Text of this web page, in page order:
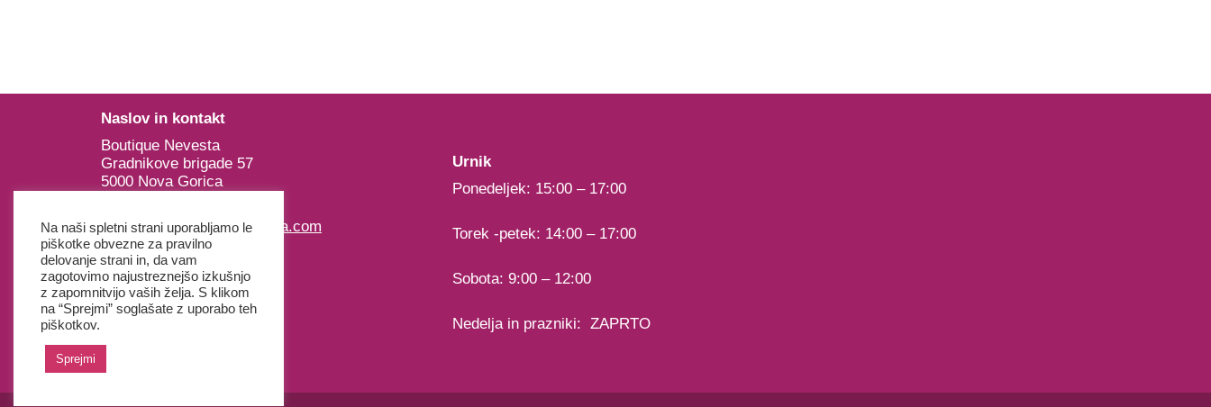
Naslov in kontakt
Boutique Nevesta
Gradnikove brigade 57
5000 Nova Gorica
E:nevesta@nevesta-gorica.com
T: +386 (0) 5 300 16 24
T: +386 (0) 68 930 718
Urnik
Ponedeljek: 15:00 – 17:00
Torek -petek: 14:00 – 17:00
Sobota: 9:00 – 12:00
Nedelja in prazniki: ZAPRTO
Na naši spletni strani uporabljamo le
piškotke obvezne za pravilno
delovanje strani in, da vam
zagotovimo najustreznejšo izkušnjo
z zapomnitvijo vaših želja. S klikom
na “Sprejmi” soglašate z uporabo teh
piškotkov.
Sprejmi